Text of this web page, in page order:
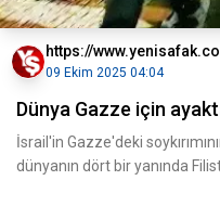
https://
09 Ekim 2025 04:04
Dünya Gazze için
İsrail'in Gazze'deki
dünyanın dört bir yanında